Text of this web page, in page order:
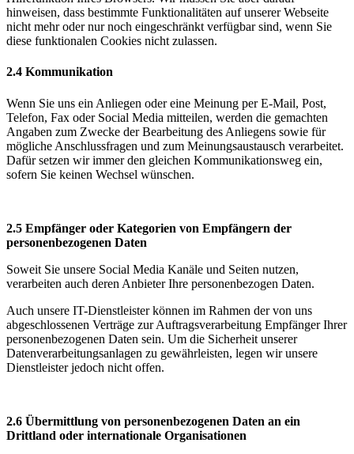
hinweisen, dass bestimmte Funktionalitäten auf unserer Webseite
nicht mehr oder nur noch eingeschränkt verfügbar sind, wenn Sie
diese funktionalen Cookies nicht zulassen.
2.4 Kommunikation
Wenn Sie uns ein Anliegen oder eine Meinung per E-Mail, Post,
Telefon, Fax oder Social Media mitteilen, werden die gemachten
Angaben zum Zwecke der Bearbeitung des Anliegens sowie für
mögliche Anschlussfragen und zum Meinungsaustausch verarbeitet.
Dafür setzen wir immer den gleichen Kommunikationsweg ein,
sofern Sie keinen Wechsel wünschen.
2.5 Empfänger oder Kategorien von Empfängern der
personenbezogenen Daten
Soweit Sie unsere Social Media Kanäle und Seiten nutzen,
verarbeiten auch deren Anbieter Ihre personenbezogen Daten.
Auch unsere IT-Dienstleister können im Rahmen der von uns
abgeschlossenen Verträge zur Auftragsverarbeitung Empfänger Ihrer
personenbezogenen Daten sein. Um die Sicherheit unserer
Datenverarbeitungsanlagen zu gewährleisten, legen wir unsere
Dienstleister jedoch nicht offen.
2.6 Übermittlung von personenbezogenen Daten an ein
Drittland oder internationale Organisationen